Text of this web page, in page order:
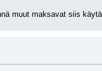
muut maksavat siis